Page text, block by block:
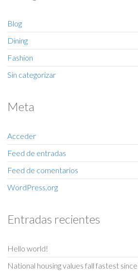
Blog
Dining
Fashion
Sin categorizar
Meta
Acceder
Feed de entradas
Feed de comentarios
WordPress.org
Entradas recientes
Hello world!
National housing values fall fastest